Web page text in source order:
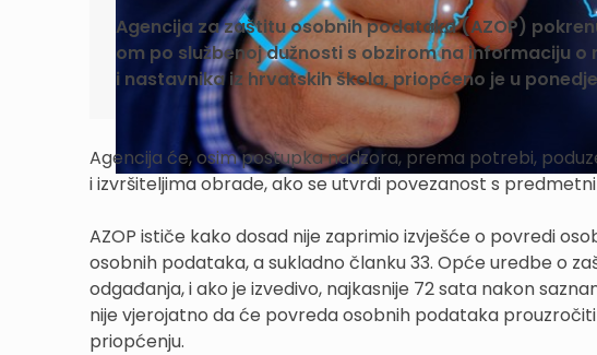
Agencija za zaštitu osobnih podataka (AZOP)
om po službenoj dužnosti s obzirom na informaciju
i nastavnika iz hrvatskih škola, priopćeno je u
Agencija će, osim postupka nadzora, prema potrebi,
i izvršiteljima obrade, ako se utvrdi povezanost s
AZOP ističe kako dosad nije zaprimio izvješće o povredi
osobnih podataka, a sukladno članku 33. Opće uredbe o
odgađanja, i ako je izvedivo, najkasnije 72 sata nakon
nije vjerojatno da će povreda osobnih podataka
priopćenju.